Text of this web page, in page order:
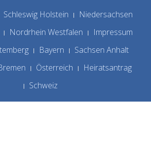
Schleswig Holstein
Niedersachsen
Nordrhein Westfalen
Impressum
Bayern
Sachsen Anhalt
Österreich
Heiratsantrag
Schweiz